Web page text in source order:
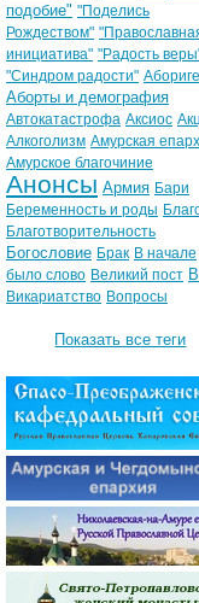
подобие" "Поделись
Рождеством"
инициатива" "Радость
"Синдром радости"
Аборты и демография
Автокатастрофа Аксиос
Алкоголизм Амурская
Амурское благочиние
Анонсы Армия Бари
Беременность и роды
Благотворительность
Богословие Брак В начале
было слово Великий пост
Викариатство Вопросы
Показать все теги